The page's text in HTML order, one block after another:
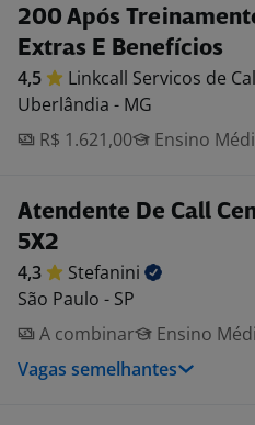
200 Após
Extras E Benefícios
4,5 Linkcall Servicos de
Uberlândia - MG
R$ 1.621,00
Ensino
Atendente De Call
5X2
4,3
Stefanini
São Paulo - SP
A combinar
Ensino
Vagas semelhantes